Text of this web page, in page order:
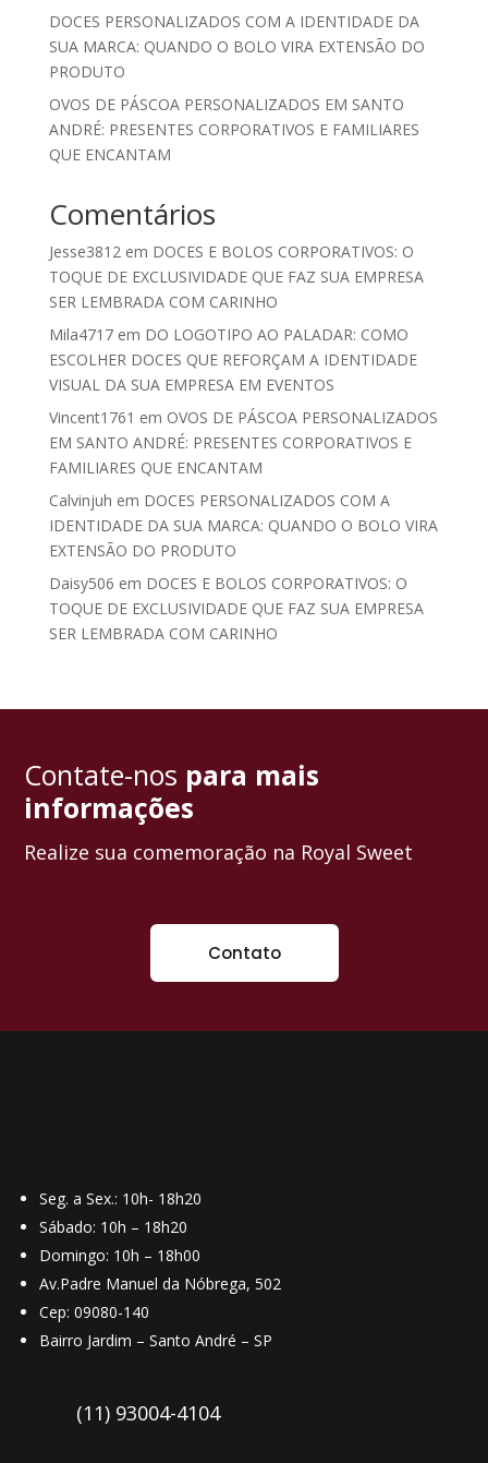
DOCES PERSONALIZADOS COM A IDENTIDADE DA
SUA MARCA: QUANDO O BOLO VIRA EXTENSÃO DO
PRODUTO
OVOS DE PÁSCOA PERSONALIZADOS EM SANTO
ANDRÉ: PRESENTES CORPORATIVOS E FAMILIARES
QUE ENCANTAM
Comentários
Jesse3812em DOCES E BOLOS CORPORATIVOS: O
TOQUE DE EXCLUSIVIDADE QUE FAZ SUA EMPRESA
SER LEMBRADA COM CARINHO
Mila4717em DO LOGOTIPO AO PALADAR: COMO
ESCOLHER DOCES QUE REFORÇAM A IDENTIDADE
VISUAL DA SUA EMPRESA EM EVENTOS
Vincent1761 em OVOS DE PÁSCOA PERSONALIZADOS
EM SANTO ANDRÉ: PRESENTES CORPORATIVOS E
FAMILIARES QUE ENCANTAM
Calvinjuh em DOCES PERSONALIZADOS COM A
IDENTIDADE DA SUA MARCA: QUANDO O BOLO VIRA
EXTENSÃO DO PRODUTO
Daisy506 em DOCES E BOLOS CORPORATIVOS: O
TOQUE DE EXCLUSIVIDADE QUE FAZ SUA EMPRESA
SER LEMBRADA COM CARINHO
Contate-nos para mais
informações
Realize sua comemoração na Royal Sweet
Contato
Seg. a Sex.: 10h- 18h20
Sábado: 10h – 18h20
Domingo: 10h – 18h00
Av.Padre Manuel da Nóbrega, 502
Cep: 09080-140
Bairro Jardim – Santo André – SP
(11) 93004-4104